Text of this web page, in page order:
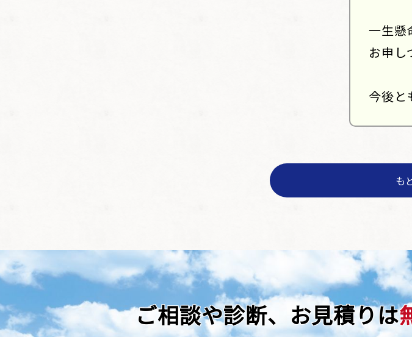
一生懸
お申し
今後と
も
ご相談や診断、お見積りは